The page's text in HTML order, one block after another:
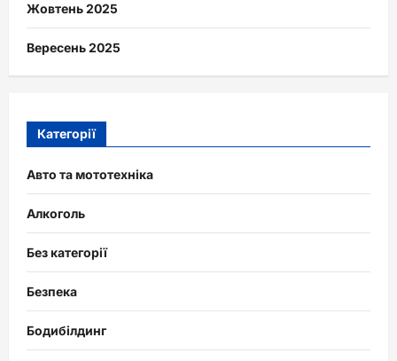
Жовтень 2025
Вересень 2025
Категорії
Авто та мототехніка
Алкоголь
Без категорії
Безпека
Бодибілдинг